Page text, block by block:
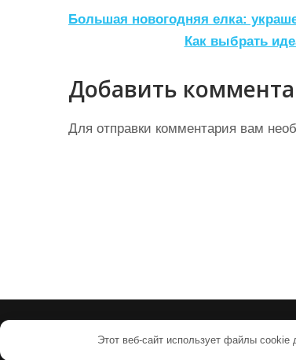
Н
в
и
г
з
Большая новогодняя елка:
Как выбрать
Добавить
Для отправки комментария вам
Этот веб-сайт использует файлы